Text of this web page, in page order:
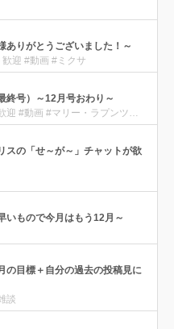
ありがとうございました！～
迎 #動画 #ミクサ
終号）～12月号おわり～
#プレイ日記 #雑談 #コメント歓迎 #動画 #マリー・ラプンツェル
スの「せ～が～」チャットが欲
いもので今月はもう12月～
の目標＋自分の過去の投稿見に
談